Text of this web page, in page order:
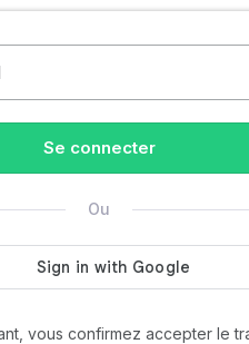
Se connecter
Ou
vous confirmez accepter le